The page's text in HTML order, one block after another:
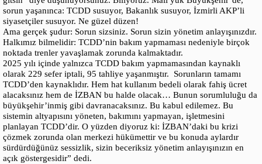
sorun yaşanınca: TCDD susuyor, Bakanlık susuyor, İzmirli AKP’li
siyasetçiler susuyor. Ne güzel düzen!
Ama gerçek şudur: Sorun sizsiniz. Sorun sizin yönetim anlayışınızdır.
Halkımız bilmelidir: TCDD’nin bakım yapmaması nedeniyle birçok
noktada trenler yavaşlamak zorunda kalmaktadır.
2025 yılı içinde yalnızca TCDD bakım yapmamasından kaynaklı
olarak 229 sefer iptali, 95 tahliye yaşanmıştır. Sorunların tamamı
TCDD’den kaynaklıdır. Hem hat kullanım bedeli olarak fahiş ücret
alacaksınız hem de İZBAN bu halde olacak… Bunun sorumluluğu da
büyükşehir’inmiş gibi davranacaksınız. Bu kabul edilemez. Bu
sistemin altyapısını yöneten, bakımını yapmayan, işletmesini
planlayan TCDD’dir. O yüzden diyoruz ki: İZBAN’daki bu krizi
çözmek zorunda olan merkezi hükümettir ve bu konuda aylardır
sürdürdüğünüz sessizlik, sizin beceriksiz yönetim anlayışınızın en
açık göstergesidir” dedi.